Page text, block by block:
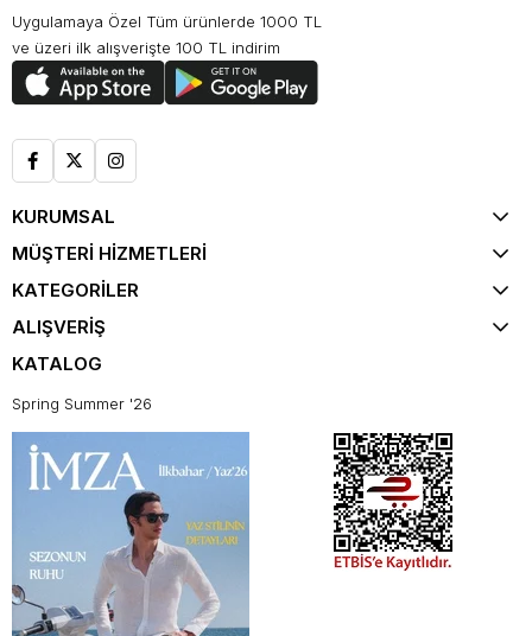
Uygulamaya Özel Tüm ürünlerde 1000 TL
ve üzeri ilk alışverişte 100 TL indirim
KURUMSAL
MÜŞTERİ HİZMETLERİ
KATEGORİLER
ALIŞVERİŞ
KATALOG
Spring Summer '26